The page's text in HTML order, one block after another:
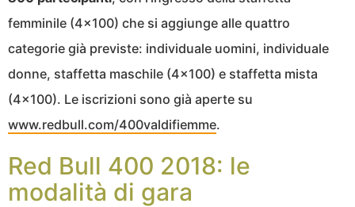
femminile (4×100) che si aggiunge alle quattro
categorie già previste: individuale uomini, individuale
donne, staffetta maschile (4×100) e staffetta mista
(4×100). Le iscrizioni sono già aperte su
www.redbull.com/400valdifiemme.
Red Bull 400 2018: le
modalità di gara